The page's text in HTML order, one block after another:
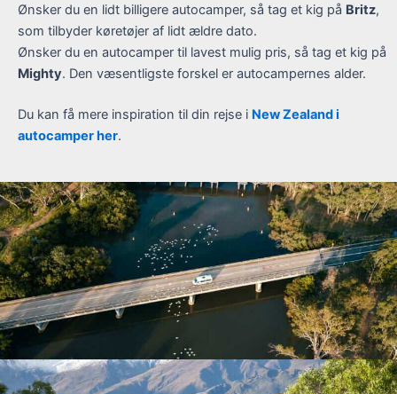
Ønsker du en lidt billigere autocamper, så tag et kig på Britz,
som tilbyder køretøjer af lidt ældre dato.
Ønsker du en autocamper til lavest mulig pris, så tag et kig på
Mighty. Den væsentligste forskel er autocampernes alder.
Du kan få mere inspiration til din rejse i New Zealand i
autocamper her.